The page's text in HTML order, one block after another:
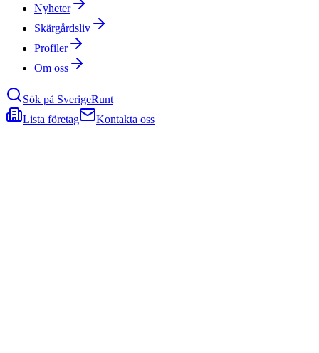
Nyheter
Skärgårdsliv
Profiler
Om oss
Sök på SverigeRunt
Lista företag
Kontakta oss